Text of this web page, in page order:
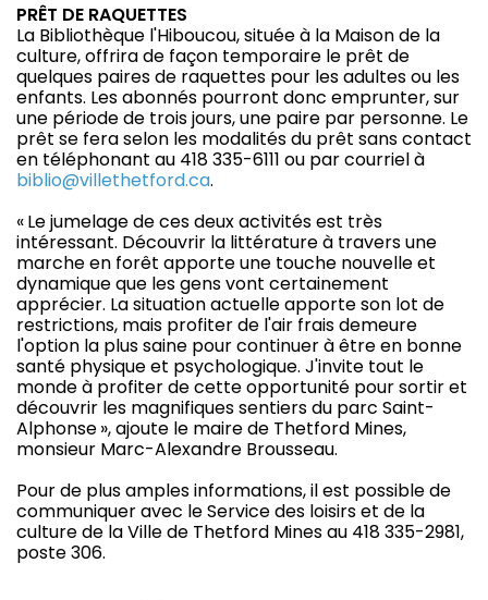
PRÊT DE RAQUETTES
La Bibliothèque l'Hiboucou, située à la Maison de la
culture, offrira de façon temporaire le prêt de
quelques paires de raquettes pour les adultes ou les
enfants. Les abonnés pourront donc emprunter, sur
une période de trois jours, une paire par personne. Le
prêt se fera selon les modalités du prêt sans contact
en téléphonant au 418 335-6111 ou par courriel à
biblio@villethetford.ca.
« Le jumelage de ces deux activités est très
intéressant. Découvrir la littérature à travers une
marche en forêt apporte une touche nouvelle et
dynamique que les gens vont certainement
apprécier. La situation actuelle apporte son lot de
restrictions, mais profiter de l'air frais demeure
l'option la plus saine pour continuer à être en bonne
santé physique et psychologique. J'invite tout le
monde à profiter de cette opportunité pour sortir et
découvrir les magnifiques sentiers du parc Saint-
Alphonse », ajoute le maire de Thetford Mines,
monsieur Marc-Alexandre Brousseau.
Pour de plus amples informations, il est possible de
communiquer avec le Service des loisirs et de la
culture de la Ville de Thetford Mines au 418 335-2981,
poste 306.